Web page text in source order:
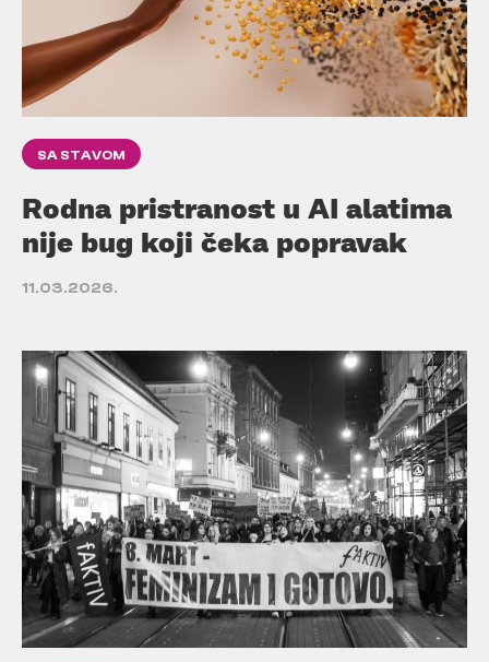
SA STAVOM
Rodna pristranost u AI alatima
nije bug koji čeka popravak
11.03.2026.